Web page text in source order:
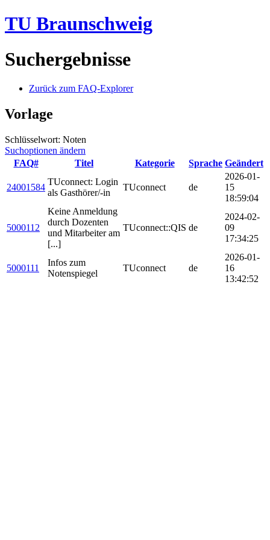
TU Braunschweig
Suchergebnisse
Zurück zum FAQ-Explorer
Vorlage
Schlüsselwort: Noten
Suchoptionen ändern
FAQ#
Titel Kategorie Sprache Geändert
24001584
TUconnect: Login
als Gasthörer/-in
TUconnect de
2026-01-
15
18:59:04
5000112
Keine Anmeldung
durch Dozenten
und Mitarbeiter am
[...]
TUconnect::QIS de
2024-02-
09
17:34:25
5000111
Infos zum
Notenspiegel
TUconnect de
2026-01-
16
13:42:52